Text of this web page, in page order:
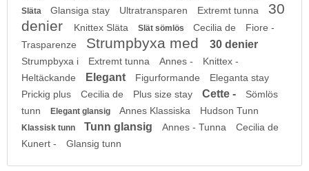
Släta Glansiga stay Ultratransparen Extremt tunna
30
denier
Knittex Släta Slät sömlös Cecilia de
Fiore -
Trasparenze
Strumpbyxa med 30 denier
Strumpbyxa i Extremt tunna Annes -
Knittex -
Heltäckande
Elegant Figurformande
Eleganta stay
Prickig plus
Cecilia de Plus size stay Cette -
Sömlös
tunn
Elegant glansig Annes Klassiska Hudson Tunn
Klassisk tunn Tunn glansig Annes - Tunna
Cecilia de
Kunert -
Glansig tunn